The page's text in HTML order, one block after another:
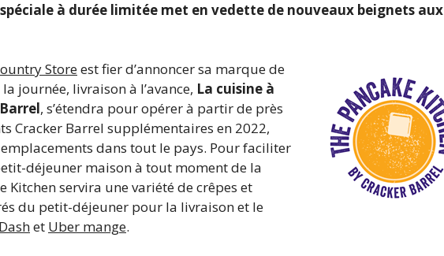
spéciale à durée limitée met en vedette de nouveaux beignets aux
Storeest fier d’annoncer sa marque de
journée, livraison à l’avance, La cuisine à
, s’étendra pour opérer à partir de près
Cracker Barrel supplémentaires en 2022,
dans tout le pays. Pour faciliter
déjeuner maison à tout moment de la
Kitchen servira une variété de crêpes et
du petit-déjeuner pour la livraison et le
et Uber mange.